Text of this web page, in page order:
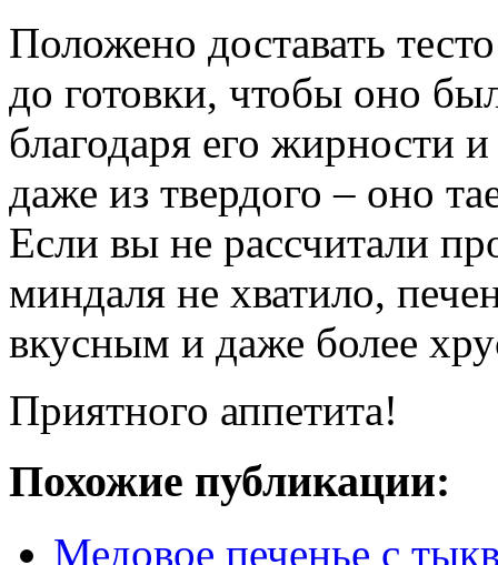
Положено доставать
до готовки, чтобы оно
благодаря его жирности
даже из твердого – оно
Если вы не рассчитали
миндаля не хватило,
вкусным и даже более
Приятного аппетита!
Похожие публикации:
Медовое печенье с